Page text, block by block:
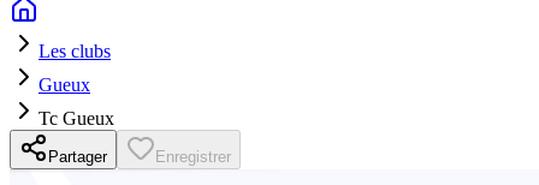
Les clubs
Gueux
Tc Gueux
Partager Enregistrer